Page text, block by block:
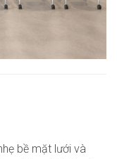
bề mặt lưới và